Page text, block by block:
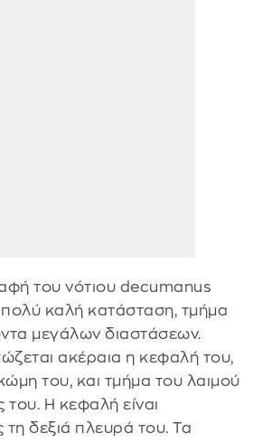
του νότιου decumanus
πολύ καλή κατάσταση, τμήμα
μεγάλων διαστάσεων.
ακέραια η κεφαλή του,
του, και τμήμα του λαιμού
του. Η κεφαλή είναι
δεξιά πλευρά του. Τα